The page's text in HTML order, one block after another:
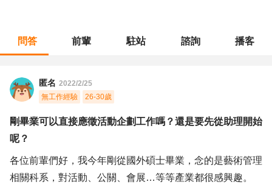
問答 前輩 駐站 諮詢 播客
匿名 2022/2/25
無工作經驗
26-30歲
剛畢業可以直接應徵活動企劃工作嗎？還是要先從助理開始
呢？
各位前輩們好，我今年剛從國外碩士畢業，念的是藝術管理
相關科系，對活動、公關、會展…等等產業都很感興趣。